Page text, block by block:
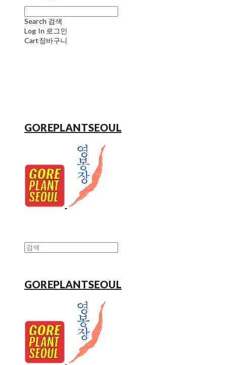
Search 검색
Log In 로그인
Cart장바구니
GOREPLANTSEOUL
GOREPLANTSEOUL